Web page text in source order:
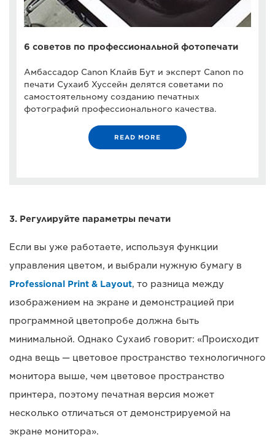
6 советов по профессиональной фотопечати
Амбассадор Canon Клайв Бут и эксперт Canon по
печати Сухаиб Хуссейн делятся советами по
самостоятельному созданию печатных
фотографий профессионального качества.
READ MORE
3. Регулируйте параметры печати
Если вы уже работаете, используя функции
управления цветом, и выбрали нужную бумагу в
Professional Print & Layout, то разница между
изображением на экране и демонстрацией при
программной цветопробе должна быть
минимальной. Однако Сухаиб говорит: «Происходит
одна вещь — цветовое пространство технологичного
монитора выше, чем цветовое пространство
принтера, поэтому печатная версия может
несколько отличаться от демонстрируемой на
экране монитора».